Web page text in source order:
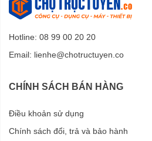
Hotline: 08 99 00 20 20
Email: lienhe@chotructuyen.co
CHÍNH SÁCH BÁN HÀNG
Điều khoản sử dụng
Chính sách đổi, trả và bảo hành